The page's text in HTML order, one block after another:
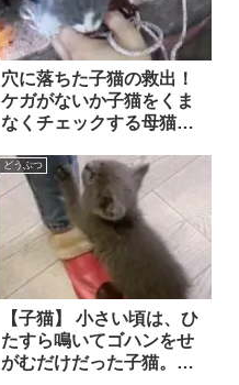
穴に落ちた子猫の救出！
ケガがないか子猫をくま
なくチェックする母猫に
どうぶつ
【子猫】 小さい頃は、ひ
たすら鳴いてゴハンをせ
がむだけだった子猫。し